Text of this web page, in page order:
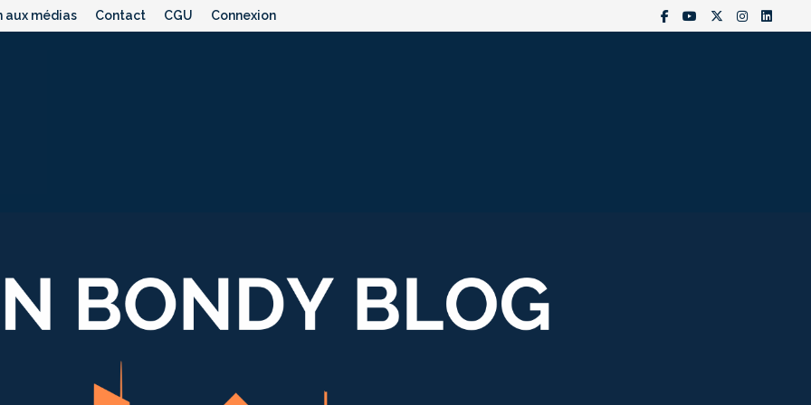
aux médias Contact CGU Connexion